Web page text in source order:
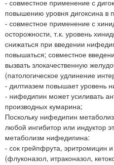
- совместное применение с
повышению уровня дигоксина в
- совместное применение с
осторожности, т.к. уровень
снижаться при введении
повышаться; совместное
вызвать злокачественную
(патологическое удлинение
- дилтиазем повышает уровень
- нифедипин может усиливать
производных кумарина;
Поскольку нифедипин
любой ингибитор или индуктор
метаболизм нифедипина:
- сок грейпфрута, эритромицин
(флуконазол, итраконазол,